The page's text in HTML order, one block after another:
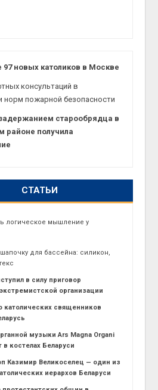
новых католиков в Москве
консультаций в
норм пожарной безопасности
старообрядца в
районе получила
СТАТЬИ
логическое мышление у
для бассейна: силикон,
в силу приговор
организации
католических священников
музыки Ars Magna Organi
в костелах Беларуси
Казимир Великоселец — один из
иерархов Беларуси